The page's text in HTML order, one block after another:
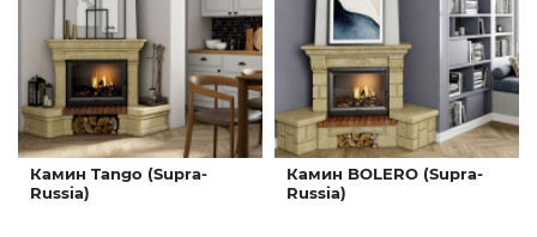
Камин Tango (Supra-
Russia)
Камин BOLERO (Supra-
Russia)